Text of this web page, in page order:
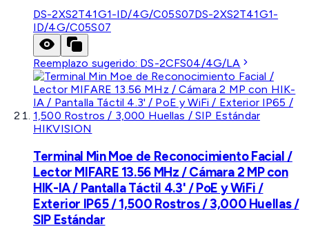
DS-2XS2T41G1-ID/4G/C05S07DS-2XS2T41G1-
ID/4G/C05S07
Reemplazo sugerido: DS-2CFS04/4G/LA
HIKVISION
Terminal Min Moe de Reconocimiento Facial /
Lector MIFARE 13.56 MHz / Cámara 2 MP con
HIK-IA / Pantalla Táctil 4.3' / PoE y WiFi /
Exterior IP65 / 1,500 Rostros / 3,000 Huellas /
SIP Estándar